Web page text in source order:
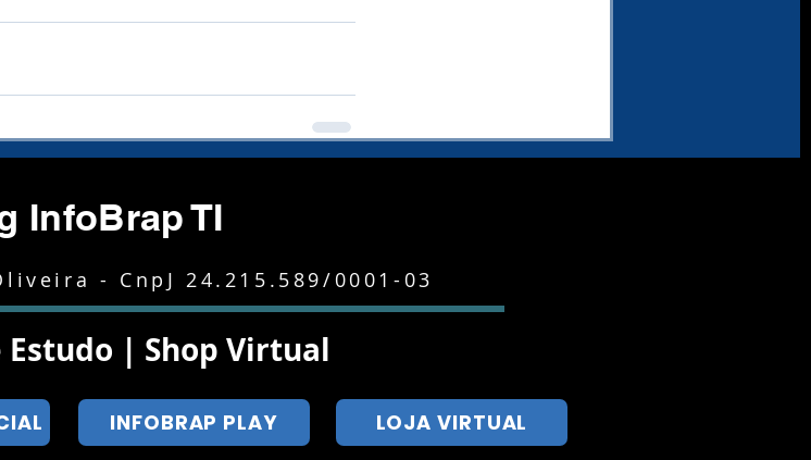
InfoBrap TI
- CnpJ 24.215.589/0001-03
Estudo | Shop Virtual
INFOBRAP PLAY LOJA VIRTUAL